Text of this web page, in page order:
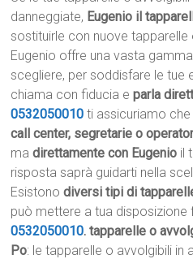
danneggiate, Eugenio il
sostituirle con nuove tapparelle
Eugenio offre una vasta
scegliere, per soddisfare le tue
chiama con fiducia eparla
0532050010 ti assicuriamo
call center, segretarie o
madirettamente con Eugenio il
risposta saprà guidarti nella
Esistonodiversi tipi di
può mettere a tua disposizione
0532050010. tapparelle o
Po: le tapparelle o avvolgibili in